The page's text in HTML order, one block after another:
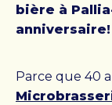
Où
bière à
anniversaire!
Parce que 40